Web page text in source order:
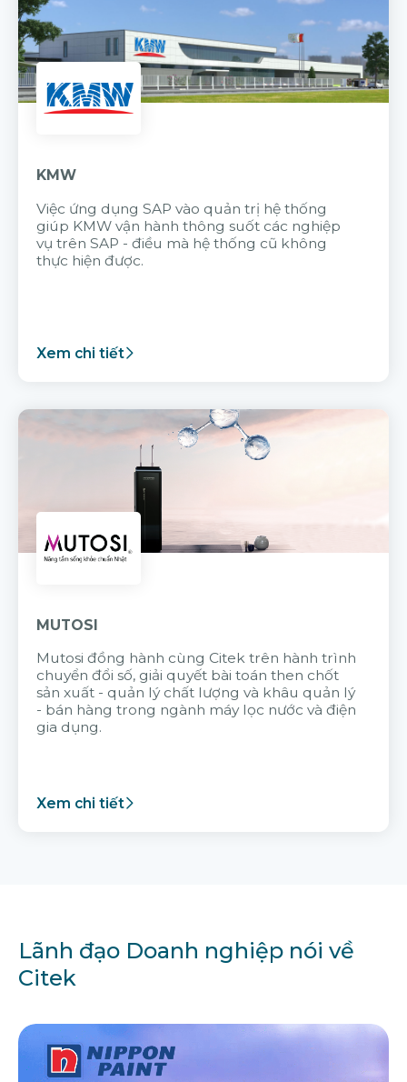
KMW
Việc ứng dụng SAP vào quản trị hệ thống
giúp KMW vận hành thông suốt các nghiệp
vụ trên SAP - điều mà hệ thống cũ không
thực hiện được.
Xem chi tiết
MUTOSI
Mutosi đồng hành cùng Citek trên hành trình
chuyển đổi số, giải quyết bài toán then chốt
sản xuất - quản lý chất lượng và khâu quản lý
- bán hàng trong ngành máy lọc nước và điện
gia dụng.
Xem chi tiết
Lãnh đạo Doanh nghiệp nói về
Citek